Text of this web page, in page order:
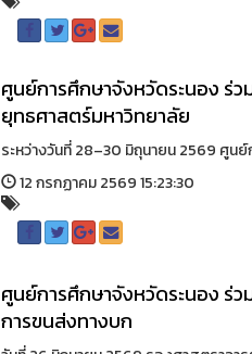
ศูนย์การศึกษาจังหวัดระนอง ร่ว
ยุทธศาสตร์มหาวิทยาลัย
ระหว่างวันที่ 28–30 มิถุนายน 2569 ศูน
12 กรกฏาคม 2569 15:23:30
ศูนย์การศึกษาจังหวัดระนอง
การขนส่งทางบก